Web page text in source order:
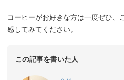
コーヒーがお好きな方は一度ぜひ、
感してみてください。
この記事を書いた人